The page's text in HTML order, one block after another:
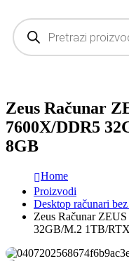
Products
search
Zeus Računar
7600X/DDR5
8GB
Home
Proizvodi
Desktop računari
Zeus Računar
32GB/M.2 1TB/